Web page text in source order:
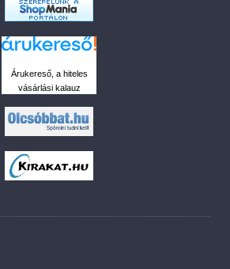
Árukereső, a hiteles
vásárlási kalauz